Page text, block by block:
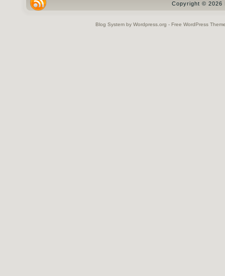
Copyright © 2026
Blog System by Wordpress.org - Free WordPress